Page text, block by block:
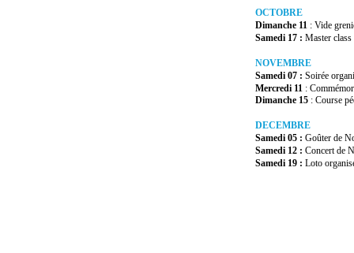
OCTOBRE
Dimanche 11 : Vide
Samedi 17 : Master class
NOVEMBRE
Samedi 07 : Soirée
Mercredi 11 :
Dimanche 15 : Course
DECEMBRE
Samedi 05 : Goûter de
Samedi 12 : Concert de
Samedi 19 : Loto